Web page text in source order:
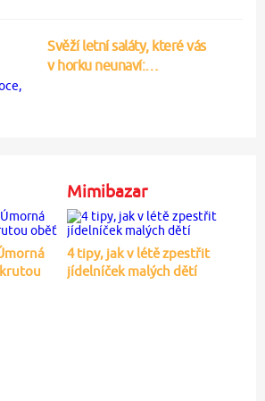
Svěží letní saláty, které vás
v horku neunaví:…
Mimibazar
4 tipy, jak v létě zpestřit
jídelníček malých dětí